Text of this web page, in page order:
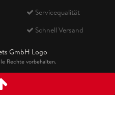
Servicequalität
Schnell Versand
Rechte vorbehalten.